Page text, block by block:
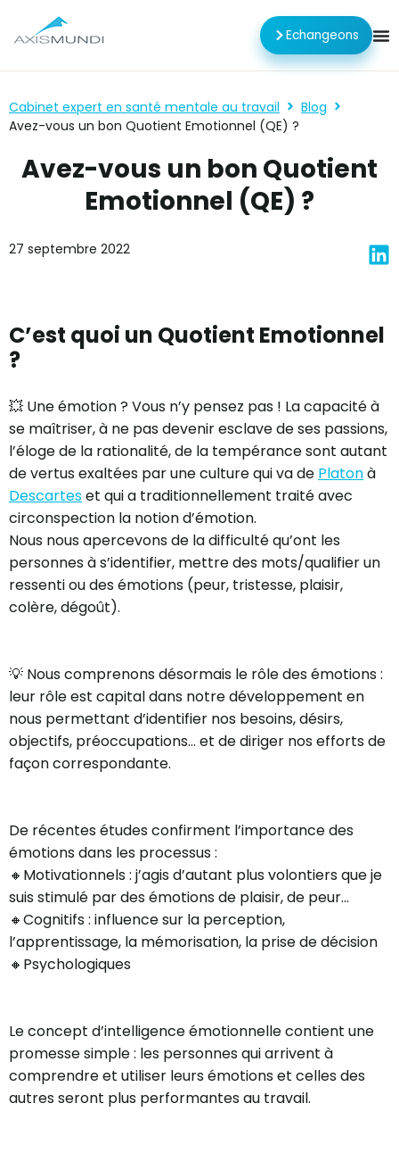
Echangeons
Cabinet expert en santé mentale au travail
Blog
Avez-vous un bon Quotient Emotionnel (QE) ?
Avez-vous un bon Quotient
Emotionnel (QE) ?
27 septembre 2022
C’est quoi un Quotient Emotionnel
?
💥 Une émotion ? Vous n’y pensez pas ! La capacité à
se maîtriser, à ne pas devenir esclave de ses passions,
l’éloge de la rationalité, de la tempérance sont autant
de vertus exaltées par une culture qui va de Platonà
Descarteset qui a traditionnellement traité avec
circonspection la notion d’émotion.
Nous nous apercevons de la difficulté qu’ont les
personnes à s’identifier, mettre des mots/qualifier un
ressenti ou des émotions (peur, tristesse, plaisir,
colère, dégoût).
💡 Nous comprenons désormais le rôle des émotions :
leur rôle est capital dans notre développement en
nous permettant d’identifier nos besoins, désirs,
objectifs, préoccupations… et de diriger nos efforts de
façon correspondante.
De récentes études confirment l’importance des
émotions dans les processus :
🔸Motivationnels : j’agis d’autant plus volontiers que je
suis stimulé par des émotions de plaisir, de peur…
🔸Cognitifs : influence sur la perception,
l’apprentissage, la mémorisation, la prise de décision
🔸Psychologiques
Le concept d’intelligence émotionnelle contient une
promesse simple : les personnes qui arrivent à
comprendre et utiliser leurs émotions et celles des
autres seront plus performantes au travail.